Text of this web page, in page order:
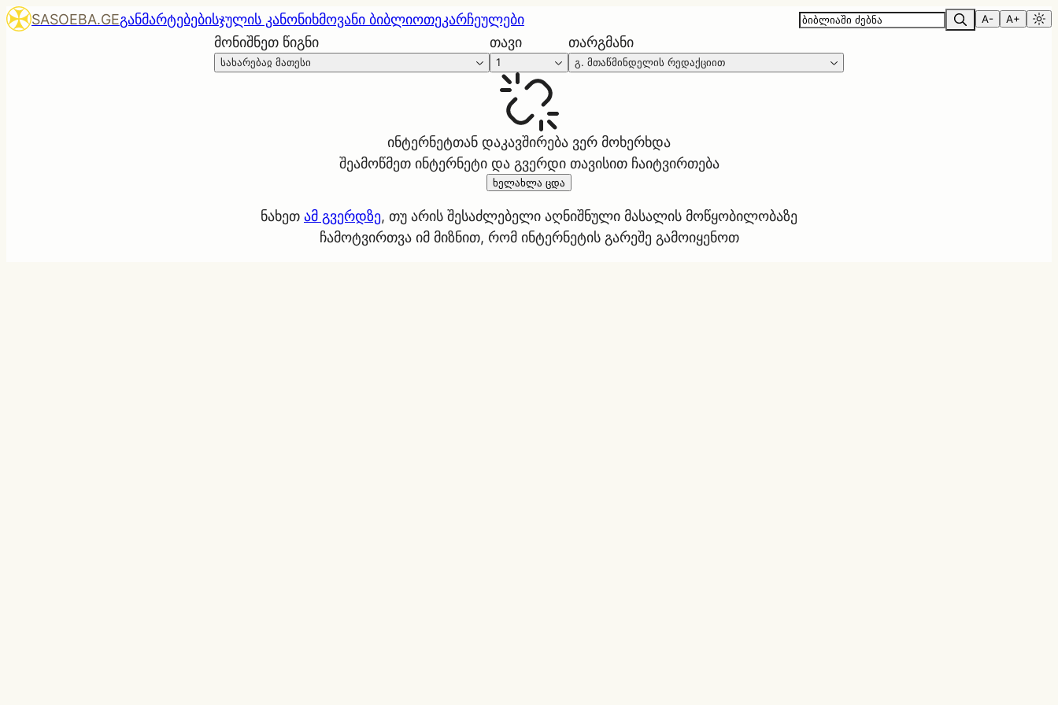
SASOEBA.GEგანმარტებებისჯულის კანონიხმოვანი ბიბლიოთეკარჩეულები A- A+
მონიშნეთ წიგნი
სახარებაჲ მათესი
თავი
1
თარგმანი
გ. მთაწმინდელის რედაქციით
ინტერნეტთან დაკავშირება ვერ მოხერხდა
შეამოწმეთ ინტერნეტი და გვერდი თავისით ჩაიტვირთება
ხელახლა ცდა
ნახეთ ამ გვერდზე, თუ არის შესაძლებელი აღნიშნული მასალის მოწყობილობაზე
ჩამოტვირთვა იმ მიზნით, რომ ინტერნეტის გარეშე გამოიყენოთ